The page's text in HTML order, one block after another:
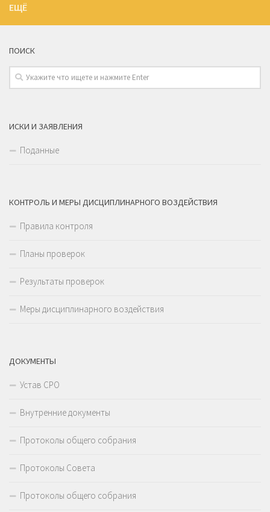
ЕЩЁ
ПОИСК
ИСКИ И ЗАЯВЛЕНИЯ
Поданные
КОНТРОЛЬ И МЕРЫ ДИСЦИПЛИНАРНОГО ВОЗДЕЙСТВИЯ
Правила контроля
Планы проверок
Результаты проверок
Меры дисциплинарного воздействия
ДОКУМЕНТЫ
Устав СРО
Внутренние документы
Протоколы общего собрания
Протоколы Совета
Протоколы общего собрания